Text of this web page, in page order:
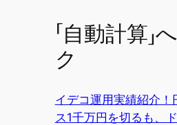
「自動計算」
ク
イデコ運用実績紹介！
ス1千万円を切るも、